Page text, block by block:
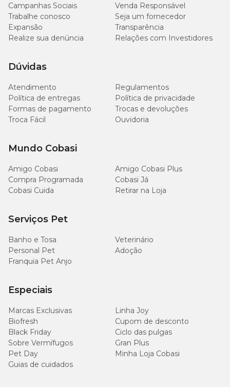
Campanhas Sociais
Venda Responsável
Trabalhe conosco
Seja um fornecedor
Expansão
Transparência
Realize sua denúncia
Relações com Investidores
Dúvidas
Atendimento
Regulamentos
Política de entregas
Política de privacidade
Formas de pagamento
Trocas e devoluções
Troca Fácil
Ouvidoria
Mundo Cobasi
Amigo Cobasi
Amigo Cobasi Plus
Compra Programada
Cobasi Já
Cobasi Cuida
Retirar na Loja
Serviços Pet
Banho e Tosa
Veterinário
Personal Pet
Adoção
Franquia Pet Anjo
Especiais
Marcas Exclusivas
Linha Joy
Biofresh
Cupom de desconto
Black Friday
Ciclo das pulgas
Sobre Vermífugos
Gran Plus
Pet Day
Minha Loja Cobasi
Guias de cuidados